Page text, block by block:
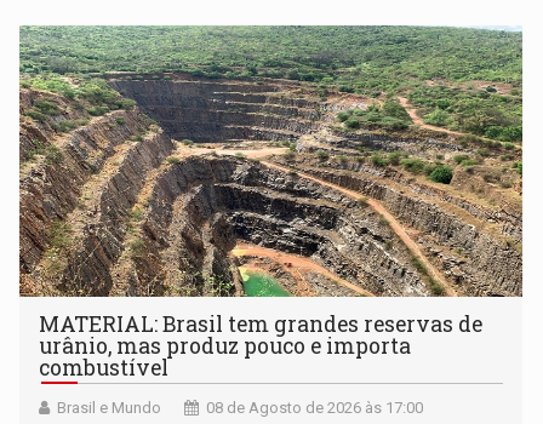
submissão de pré-propostas poderá ser feita até 1º de
setembro
MATERIAL: Brasil tem grandes reservas de
urânio, mas produz pouco e importa
combustível
Brasil e Mundo 08 de Agosto de 2026 às 17:00